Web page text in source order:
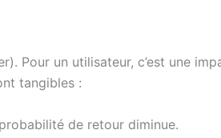
Pour un utilisateur, c’est une
tangibles :
de retour diminue.